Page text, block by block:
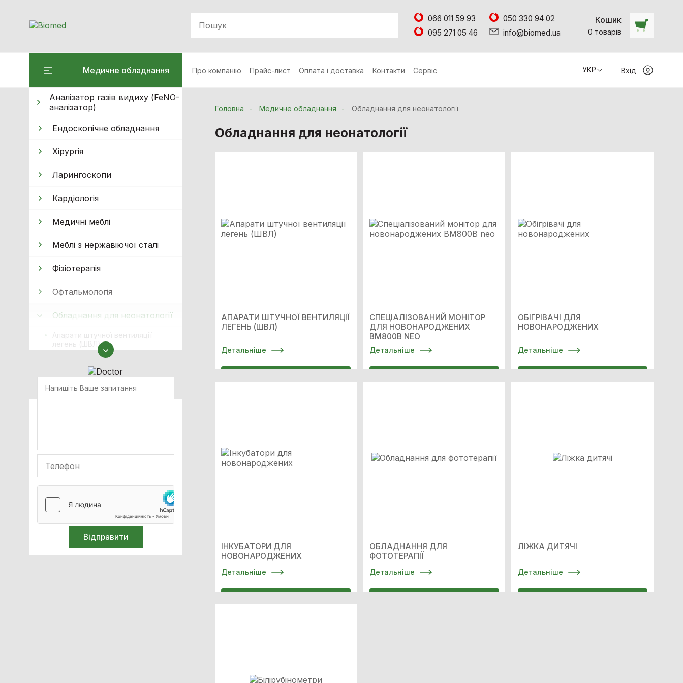
066 011 59 93
050 330 94 02
095 271 05 46
info@biomed.ua
Кошик
0 товарiв
Медичне обладнання Про компанію Прайс-лист Оплата і доставка Контакти Сервіс УКР Вхід
Аналізатор газів видиху (FeNO-
аналізатор)
Ендоскопічне обладнання
Хiрургiя
Ларингоскопи
Кардiологiя
Медичні меблі
Меблі з нержавіючої сталі
Фізіотерапія
Офтальмологія
Обладнання для неонатології
легень (ШВЛ)
Спеціалізований монітор для
новонароджених ВМ800В neo
Обігрівачі для
Ліжка дитячі
Білірубінометри
Реабілітація
Кисневе обладнання
Головна Медичне обладнання Обладнання для неонатології
Обладнання для неонатології
АПАРАТИ ШТУЧНОЇ ВЕНТИЛЯЦІЇ
ЛЕГЕНЬ (ШВЛ)
Детальніше
СПЕЦІАЛІЗОВАНИЙ МОНІТОР
ДЛЯ НОВОНАРОДЖЕНИХ
ВМ800В NEO
Детальніше
ОБІГРІВАЧІ ДЛЯ
НОВОНАРОДЖЕНИХ
Детальніше
ІНКУБАТОРИ ДЛЯ
НОВОНАРОДЖЕНИХ
Детальніше
ОБЛАДНАННЯ ДЛЯ
ФОТОТЕРАПІЇ
Детальніше
ЛІЖКА ДИТЯЧІ
Детальніше